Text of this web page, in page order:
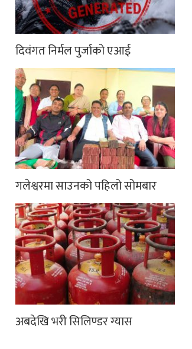
दिवंगत निर्मल पुर्जाको एआई
गलेश्वरमा साउनको पहिलो सोमबार
अबदेखि भरी सिलिण्डर ग्यास